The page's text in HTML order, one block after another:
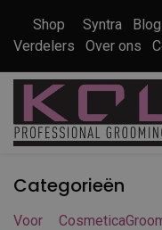
Shop Syntra Blog
Verdelers
Over ons
Categorieën
Voor
Cosmetica